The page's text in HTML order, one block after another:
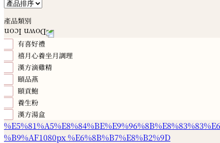
產品類別
有喜好禮
禧月心養坐月調理
漢方滴雞精
頤品燕
頤貢鮑
養生粉
漢方湯盒